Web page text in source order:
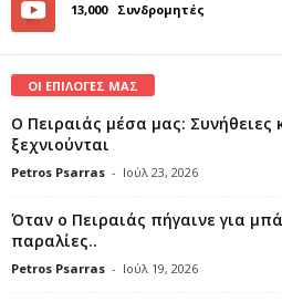
13,000 Συνδρομητές
ΟΙ ΕΠΙΛΟΓΕΣ ΜΑΣ
Ο Πειραιάς μέσα μας: Συνήθειες
ξεχνιούνται
Petros Psarras - Ιούλ 23, 2026
Όταν ο Πειραιάς πήγαινε για
παραλίες..
Petros Psarras - Ιούλ 19, 2026